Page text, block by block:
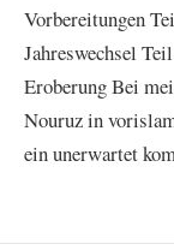
Vorbereitungen
Jahreswechsel
Eroberung Bei
Nouruz in
ein unerwartet